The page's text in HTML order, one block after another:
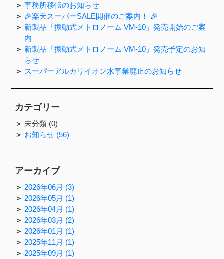
事務所移転のお知らせ
🎉楽天スーパーSALE開催のご案内！ 🎉
新製品「振動式メトロノーム VM-10」発売開始のご案
内
新製品「振動式メトロノーム VM-10」発売予定のお知
らせ
スーパーアルカリイオン水事業廃止のお知らせ
カテゴリー
未分類 (0)
お知らせ (56)
アーカイブ
2026年06月 (3)
2026年05月 (1)
2026年04月 (1)
2026年03月 (2)
2026年01月 (1)
2025年11月 (1)
2025年09月 (1)